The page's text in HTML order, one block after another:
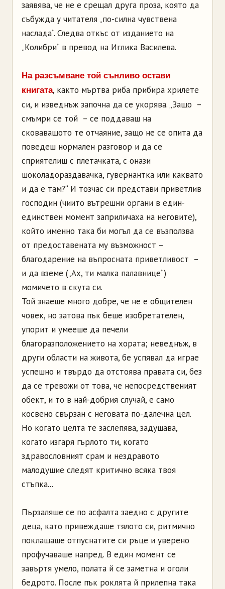
заявява, че не е срещал друга проза, която да
събужда у читателя „по-силна чувствена
наслада“. Следва откъс от изданието на
„Колибри“ в превод на Иглика Василева.
На разсъмване той сънливо остави
книгата, както мъртва риба прибира хрилете
си, и изведнъж започна да се укорява. „Защо –
смъмри се той – се поддаваш на
сковаващото те отчаяние, защо не се опита да
поведеш нормален разговор и да се
сприятелиш с плетачката, с онази
шоколадораздавачка, гувернантка или каквато
и да е там?“ И тозчас си представи приветлив
господин (чиито вътрешни органи в един-
единствен момент заприличаха на неговите),
който именно така би могъл да се възползва
от предоставената му възможност –
благодарение на въпросната приветливост –
и да вземе („Ах, ти малка палавнице“)
момичето в скута си.
Той знаеше много добре, че не е общителен
човек, но затова пък беше изобретателен,
упорит и умееше да печели
благоразположението на хората; неведнъж, в
други области на живота, бе успявал да играе
успешно и твърдо да отстоява правата си, без
да се тревожи от това, че непосредственият
обект, и то в най-добрия случай, е само
косвено свързан с неговата по-далечна цел.
Но когато целта те заслепява, задушава,
когато изгаря гърлото ти, когато
здравословният срам и нездравото
малодушие следят критично всяка твоя
стъпка...
Пързаляше се по асфалта заедно с другите
деца, като привеждаше тялото си, ритмично
поклащаше отпуснатите си ръце и уверено
профучаваше напред. В един момент се
завъртя умело, полата й се заметна и оголи
бедрото. После пък роклята й прилепна така